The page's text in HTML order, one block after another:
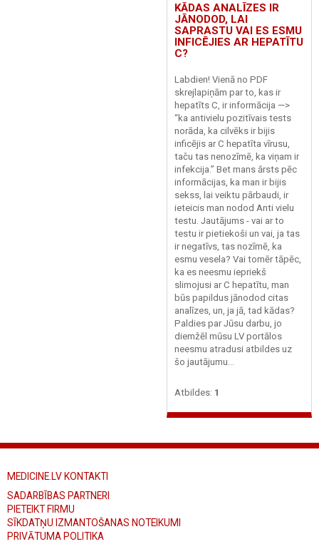
KĀDAS ANALĪZES IR
JĀNODOD, LAI
SAPRASTU VAI ES ESMU
INFICĒJIES AR HEPATĪTU
C?
Labdien! Vienā no PDF
skrejlapiņām par to, kas ir
hepatīts C, ir informācija —>
“ka antivielu pozitīvais tests
norāda, ka cilvēks ir bijis
inficējis ar C hepatīta vīrusu,
taču tas nenozīmē, ka viņam ir
infekcija.” Bet mans ārsts pēc
informācijas, ka man ir bijis
sekss, lai veiktu pārbaudi, ir
ieteicis man nodod Anti vielu
testu. Jautājums - vai ar to
testu ir pietiekoši un vai, ja tas
ir negatīvs, tas nozīmē, ka
esmu vesela? Vai tomēr tāpēc,
ka es neesmu iepriekš
slimojusi ar C hepatītu, man
būs papildus jānodod citas
analīzes, un, ja jā, tad kādas?
Paldies par Jūsu darbu, jo
diemžēl mūsu LV portālos
neesmu atradusi atbildes uz
šo jautājumu...
Atbildes: 1
MEDICINE.LV KONTAKTI
SADARBĪBAS PARTNERI
PIETEIKT FIRMU
SĪKDATŅU IZMANTOŠANAS NOTEIKUMI
PRIVĀTUMA POLITIKA